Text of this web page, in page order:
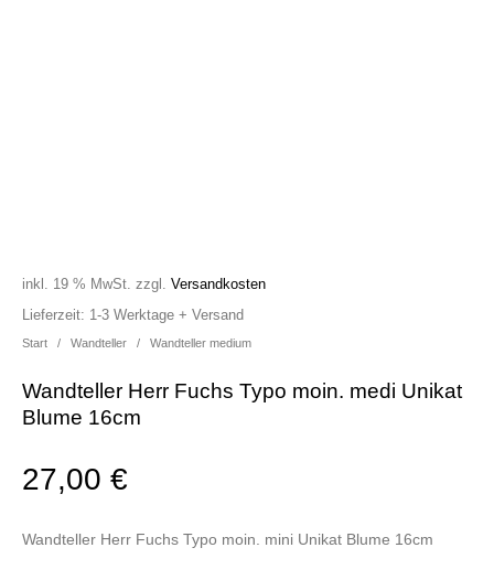
Start / Wandteller / Wandteller medium
Wandteller Herr Fuchs Typo moin. medi Unikat
Blume 16cm
27,00€
inkl. 19 % MwSt. zzgl.Versandkosten
Wandteller Herr Fuchs Typo moin. mini Unikat Blume 16cm
Lieferzeit: 1-3 Werktage + Versand